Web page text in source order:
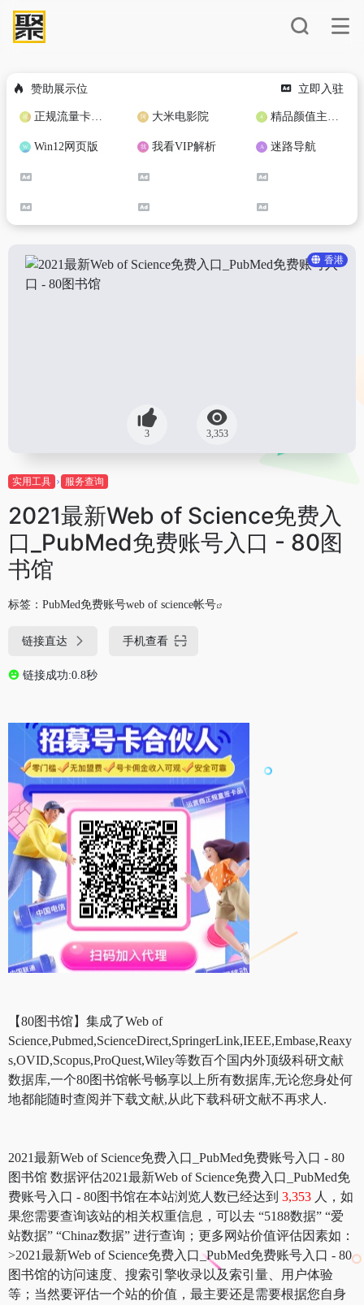
赞助展示位 立即入驻
正规流量卡免费加盟合作 大米电影院 精品颜值主播定制
Win12网页版 我看VIP解析 迷路导航
香港
3 3,353
实用工具 服务查询
2021最新Web of Science免费入
口_PubMed免费账号入口 - 80图
书馆
标签： PubMed免费账号web of science帐号
链接直达 手机查看
链接成功:0.8秒
【80图书馆】集成了Web of
Science,Pubmed,ScienceDirect,SpringerLink,IEEE,Embase,Reaxy
s,OVID,Scopus,ProQuest,Wiley等数百个国内外顶级科研文献
数据库,一个80图书馆帐号畅享以上所有数据库,无论您身处何
地都能随时查阅并下载文献,从此下载科研文献不再求人.
2021最新Web of Science免费入口_PubMed免费账号入口 - 80
图书馆 数据评估2021最新Web of Science免费入口_PubMed免
费账号入口 - 80图书馆在本站浏览人数已经达到 3,353 人，如
果您需要查询该站的相关权重信息，可以去 “5188数据” “爱
站数据” “Chinaz数据” 进行查询；更多网站价值评估因素如：
>2021最新Web of Science免费入口_PubMed免费账号入口 - 80
图书馆的访问速度、搜索引擎收录以及索引量、用户体验
等；当然要评估一个站的价值，最主要还是需要根据您自身